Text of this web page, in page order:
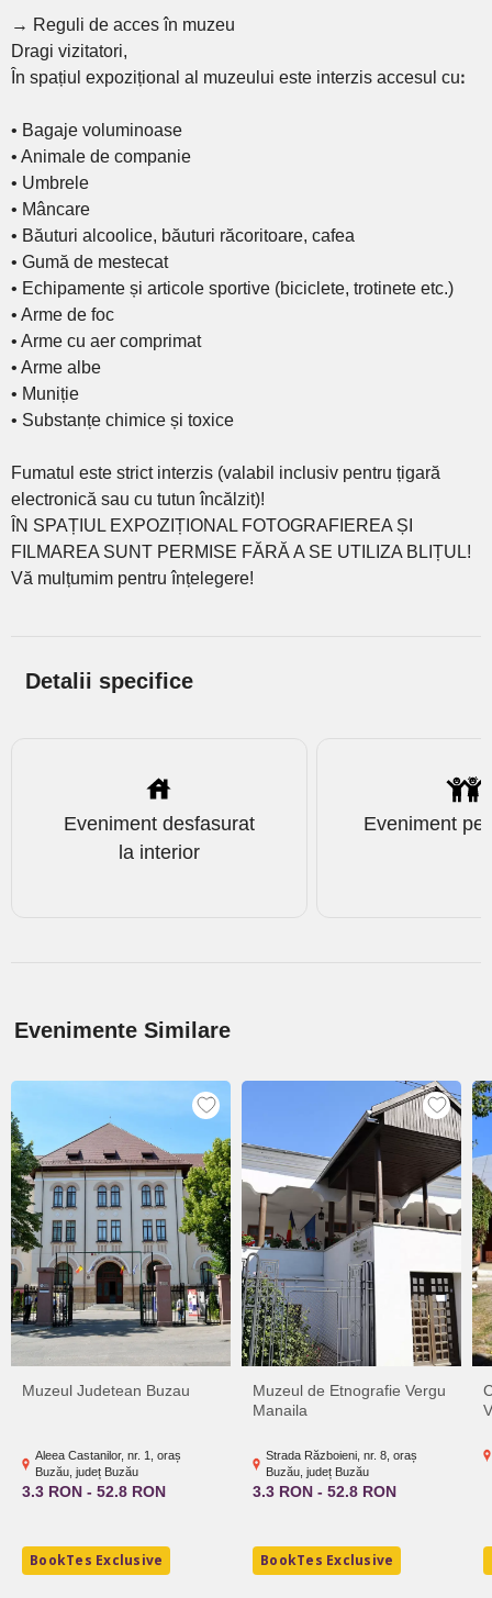
→ Reguli de acces în muzeu
Dragi vizitatori,
În spațiul expozițional al muzeului este interzis accesul cuꓽ
• Bagaje voluminoase
• Animale de companie
• Umbrele
• Mâncare
• Băuturi alcoolice, băuturi răcoritoare, cafea
• Gumă de mestecat
• Echipamente și articole sportive (biciclete, trotinete etc.)
• Arme de foc
• Arme cu aer comprimat
• Arme albe
• Muniție
• Substanțe chimice și toxice
Fumatul este strict interzis (valabil inclusiv pentru țigară
electronică sau cu tutun încălzit)!
ÎN SPAȚIUL EXPOZIȚIONAL FOTOGRAFIEREA ȘI
FILMAREA SUNT PERMISE FĂRĂ A SE UTILIZA BLIȚUL!
Vă mulțumim pentru înțelegere!
Detalii specifice
Eveniment desfasurat
la interior
Eveniment
Evenimente Similare
Muzeul Judetean Buzau
Aleea Castanilor, nr. 1, oraș
Buzău, județ Buzău
3.3 RON - 52.8 RON
BookTes Exclusive
Muzeul de Etnografie Vergu
Manaila
Strada Războieni, nr. 8, oraș
Buzău, județ Buzău
3.3 RON - 52.8 RON
BookTes Exclusive